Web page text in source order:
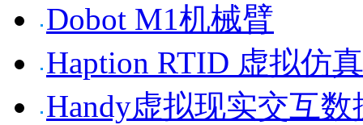
Dobot M1机械臂
Haption RTID 虚拟仿
Handy虚拟现实交互数